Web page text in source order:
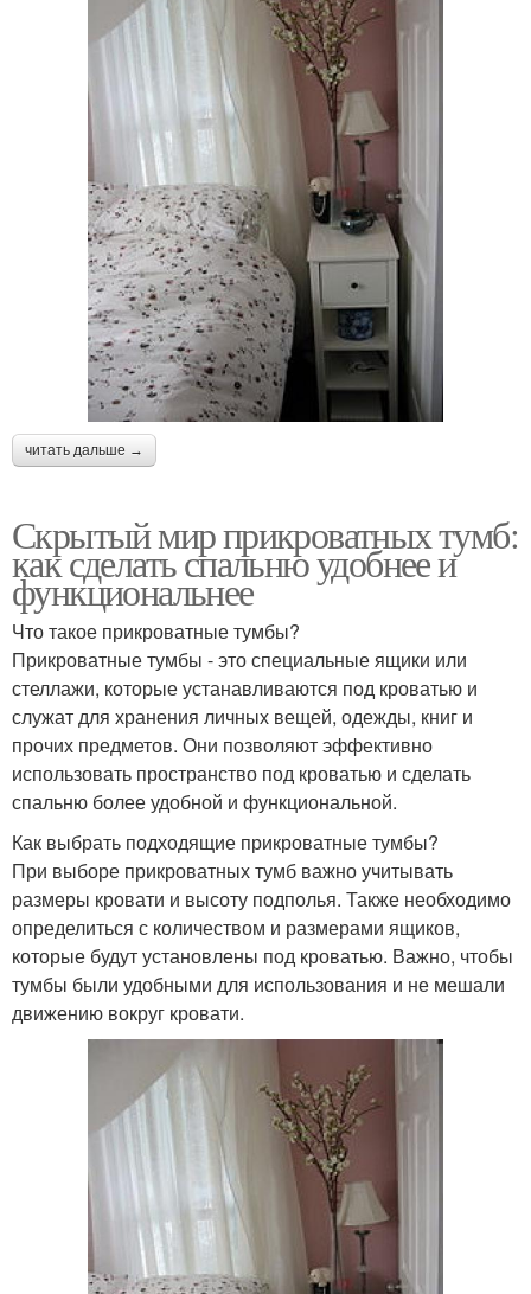
читать дальше →
Скрытый мир прикроватных тумб:
как сделать спальню удобнее и
функциональнее
Что такое прикроватные тумбы?
Прикроватные тумбы - это специальные ящики или
стеллажи, которые устанавливаются под кроватью и
служат для хранения личных вещей, одежды, книг и
прочих предметов. Они позволяют эффективно
использовать пространство под кроватью и сделать
спальню более удобной и функциональной.
Как выбрать подходящие прикроватные тумбы?
При выборе прикроватных тумб важно учитывать
размеры кровати и высоту подполья. Также необходимо
определиться с количеством и размерами ящиков,
которые будут установлены под кроватью. Важно, чтобы
тумбы были удобными для использования и не мешали
движению вокруг кровати.